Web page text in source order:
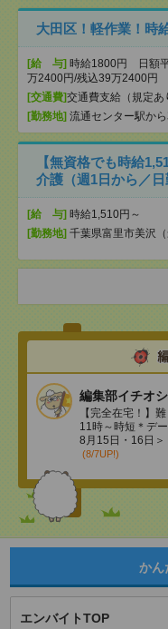
大田区！軽作業！時
[給 与] 時給1800円 日額
万2400円/残込39万2400円
[交通費]交通費支給（規定あ
[勤務地] 流通センター駅か
【無資格でも時給
介護（週1日から／
[給 与] 時給1,510円～
[勤務地] 千葉県富里市美沢（
編集部イチオシ
【完全在宅！】
11時～時短＊デ
8月15日・16日
(8/7UP!)
かん
エンバイトTOP